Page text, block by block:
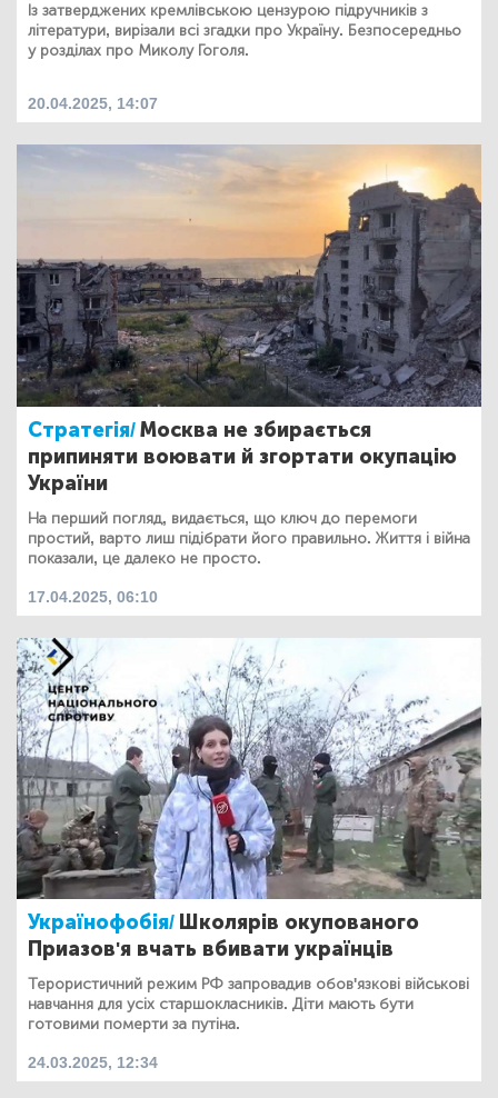
Із затверджених кремлівською цензурою підручників з
літератури, вирізали всі згадки про Україну. Безпосередньо
у розділах про Миколу Гоголя.
20.04.2025, 14:07
Стратегія/Москва не збирається
припиняти воювати й згортати окупацію
України
На перший погляд, видається, що ключ до перемоги
простий, варто лиш підібрати його правильно. Життя і війна
показали, це далеко не просто.
17.04.2025, 06:10
Українофобія/ Школярів окупованого
Приазов'я вчать вбивати українців
Терористичний режим РФ запровадив обов'язкові військові
навчання для усіх старшокласників. Діти мають бути
готовими померти за путіна.
24.03.2025, 12:34